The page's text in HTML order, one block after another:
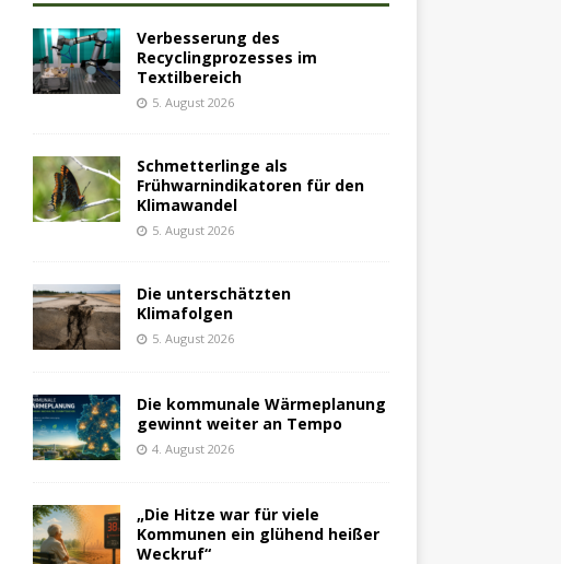
Verbesserung des
Recyclingprozesses im
Textilbereich
5. August 2026
Schmetterlinge als
Frühwarnindikatoren für den
Klimawandel
5. August 2026
Die unterschätzten
Klimafolgen
5. August 2026
Die kommunale Wärmeplanung
gewinnt weiter an Tempo
4. August 2026
„Die Hitze war für viele
Kommunen ein glühend heißer
Weckruf“